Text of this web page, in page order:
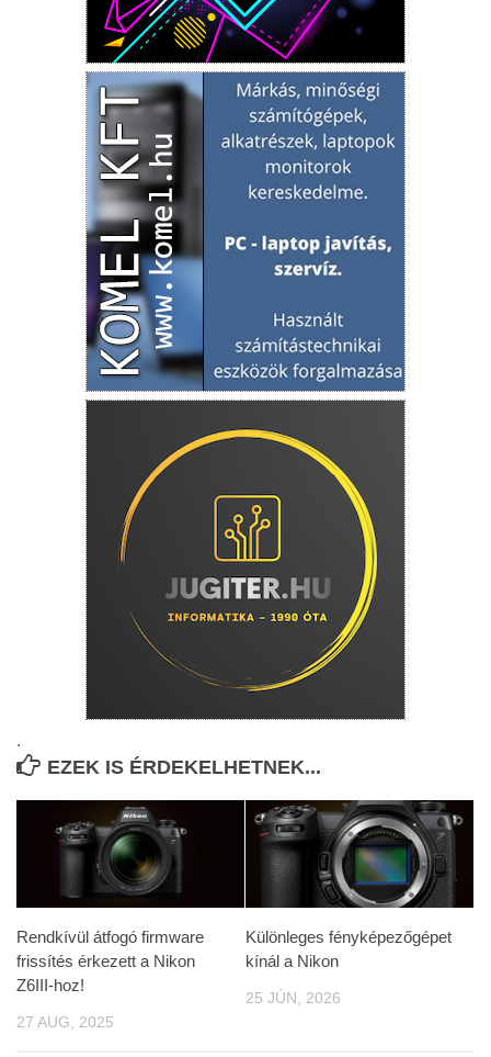
.
EZEK IS ÉRDEKELHETNEK...
Rendkívül átfogó firmware
frissítés érkezett a Nikon
Z6III-hoz!
27 AUG, 2025
Különleges fényképezőgépet
kínál a Nikon
25 JÚN, 2026